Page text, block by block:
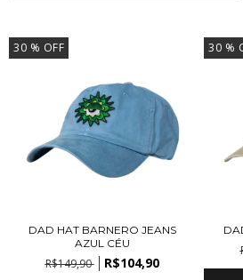
30 % OFF
DAD HAT BARNERO JEANS
AZUL CÉU
R$149,90 R$104,90
30 %